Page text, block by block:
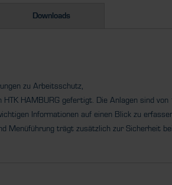
Downloads
zu Arbeitsschutz,
HAMBURG gefertigt. Die Anlagen sind von
Informationen auf einen Blick zu
Menüführung trägt zusätzlich zur Sicherheit